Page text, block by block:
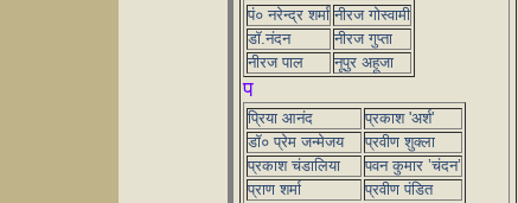
पं० नरेन्द्र शर्मा नीरज गोस्वामी
डॉ.नंदन
नीरज गुप्ता
नीरज पाल
नूपुर अहूजा
प
प्रिया आनंद
प्रकाश 'अर्श'
डॉ० प्रेम जन्मेजय
प्रवीण शुक्ला
प्रकाश चंडालिया
पवन कुमार ’चंदन’
प्राण शर्मा
प्रवीण पंडित